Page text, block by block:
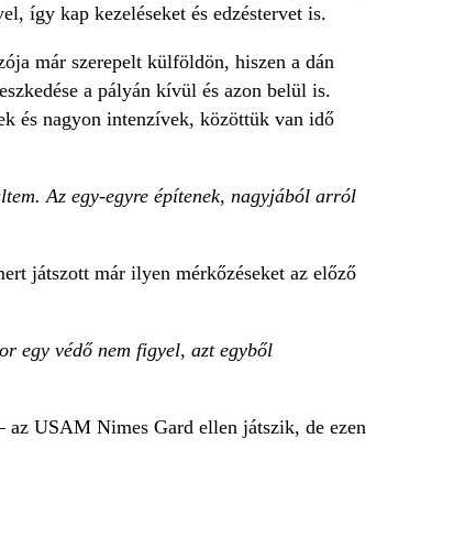
így kap kezeléseket és edzéstervet is.
már szerepelt külföldön, hiszen a dán
a pályán kívül és azon belül is.
és nagyon intenzívek, közöttük van idő
Az egy-egyre építenek, nagyjából arról
játszott már ilyen mérkőzéseket az előző
egy védő nem figyel, azt egyből
az USAM Nimes Gard ellen játszik, de ezen